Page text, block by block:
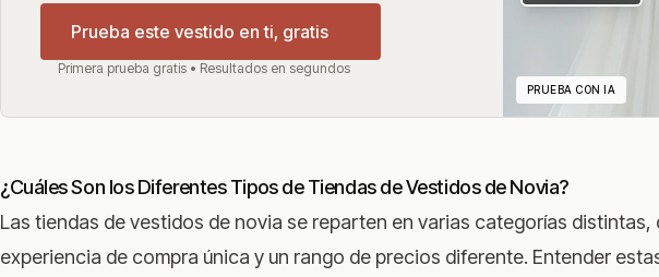
Prueba este vestido en ti, gratis
Primera prueba gratis • Resultados en segundos
PRUEBA CON IA
¿Cuáles Son los Diferentes Tipos de Tiendas de Vestidos de Novia?
Las tiendas de vestidos de novia se reparten en varias categorías distintas,
experiencia de compra única y un rango de precios diferente. Entender